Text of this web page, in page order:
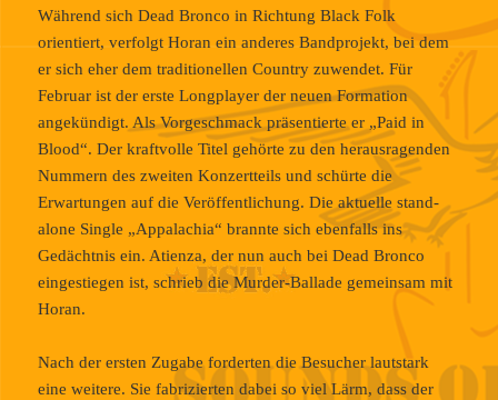
Während sich Dead Bronco in Richtung Black Folk
orientiert, verfolgt Horan ein anderes Bandprojekt, bei dem
er sich eher dem traditionellen Country zuwendet. Für
Februar ist der erste Longplayer der neuen Formation
angekündigt. Als Vorgeschmack präsentierte er „Paid in
Blood“. Der kraftvolle Titel gehörte zu den herausragenden
Nummern des zweiten Konzertteils und schürte die
Erwartungen auf die Veröffentlichung. Die aktuelle stand-
alone Single „Appalachia“ brannte sich ebenfalls ins
Gedächtnis ein. Atienza, der nun auch bei Dead Bronco
eingestiegen ist, schrieb die Murder-Ballade gemeinsam mit
Horan.
Nach der ersten Zugabe forderten die Besucher lautstark
eine weitere. Sie fabrizierten dabei so viel Lärm, dass der